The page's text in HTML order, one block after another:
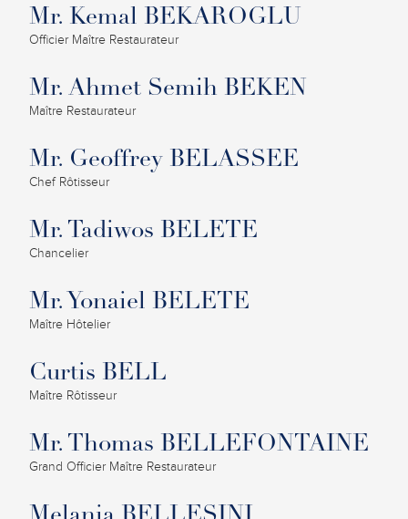
Mr. Kemal BEKAROGLU
Officier Maître Restaurateur
Mr. Ahmet Semih BEKEN
Maître Restaurateur
Mr. Geoffrey BELASSEE
Chef Rôtisseur
Mr. Tadiwos BELETE
Chancelier
Mr. Yonaiel BELETE
Maître Hôtelier
Curtis BELL
Maître Rôtisseur
Mr. Thomas BELLEFONTAINE
Grand Officier Maître Restaurateur